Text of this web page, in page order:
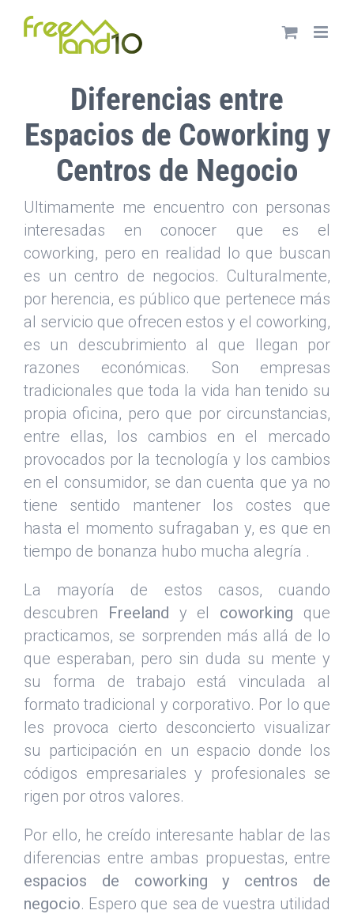
Diferencias entre
Espacios de Coworking y
Centros de Negocio
Ultimamente me encuentro con personas
interesadas en conocer que es el
coworking, pero en realidad lo que buscan
es un centro de negocios. Culturalmente,
por herencia, es público que pertenece más
al servicio que ofrecen estos y el coworking,
es un descubrimiento al que llegan por
razones económicas. Son empresas
tradicionales que toda la vida han tenido su
propia oficina, pero que por circunstancias,
entre ellas, los cambios en el mercado
provocados por la tecnología y los cambios
en el consumidor, se dan cuenta que ya no
tiene sentido mantener los costes que
hasta el momento sufragaban y, es que en
tiempo de bonanza hubo mucha alegría .
La mayoría de estos casos, cuando
descubren Freeland y el coworking que
practicamos, se sorprenden más allá de lo
que esperaban, pero sin duda su mente y
su forma de trabajo está vinculada al
formato tradicional y corporativo. Por lo que
les provoca cierto desconcierto visualizar
su participación en un espacio donde los
códigos empresariales y profesionales se
rigen por otros valores.
Por ello, he creído interesante hablar de las
diferencias entre ambas propuestas, entre
espacios de coworking y centros de
negocio. Espero que sea de vuestra utilidad